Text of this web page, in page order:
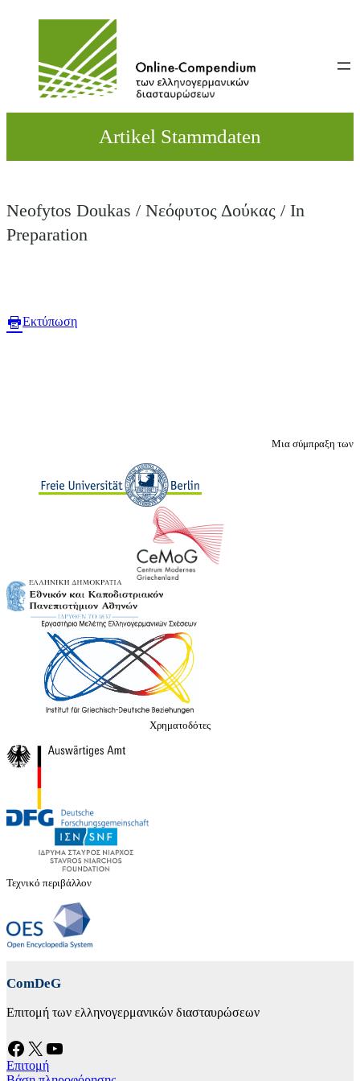
Artikel Stammdaten
Neofytos Doukas / Νεόφυτος Δούκας / In
Preparation
Εκτύπωση
Μια σύμπραξη των
Χρηματοδότες
Τεχνικό περιβάλλον
ComDeG
Επιτομή των ελληνογερμανικών διασταυρώσεων
Facebook X YouTube
Επιτομή